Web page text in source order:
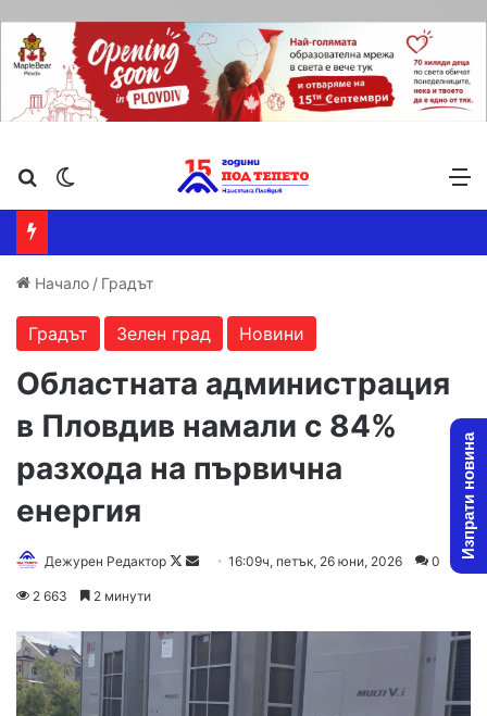
Търсене ...
Начало / Градът
Градът Зелен град Новини
Областната администрация
в Пловдив намали с 84%
разхода на първична
енергия
Дежурен Редактор
Follow
Send16:09ч, петък, 26 юни, 2026 0
2 663 2 минути
Изпрати новина